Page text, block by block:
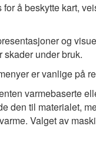
å beskytte kart,
og
skader under bruk.
er vanlige på
varmebaserte
den til materialet,
Valget av